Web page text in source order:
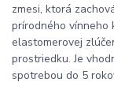
zmesi, ktorá
prírodného vínneho
elastomerovej
prostriedku. Je
spotrebou do 5